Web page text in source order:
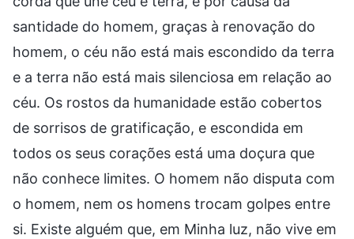
santidade do homem, graças à renovação do
homem, o céu não está mais escondido da terra
e a terra não está mais silenciosa em relação ao
céu. Os rostos da humanidade estão cobertos
de sorrisos de gratificação, e escondida em
todos os seus corações está uma doçura que
não conhece limites. O homem não disputa com
o homem, nem os homens trocam golpes entre
si. Existe alguém que, em Minha luz, não vive em